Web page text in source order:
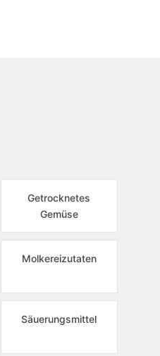
Getrocknetes
Gemüse
Molkereizutaten
Säuerungsmittel